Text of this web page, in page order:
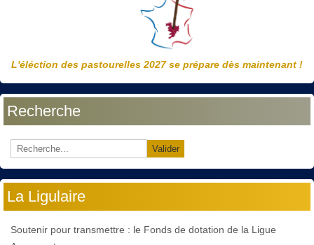
L'éléction des pastourelles 2027 se prépare dès maintenant !
Recherche
Valider
La Ligulaire
Soutenir pour transmettre : le Fonds de dotation de la Ligue